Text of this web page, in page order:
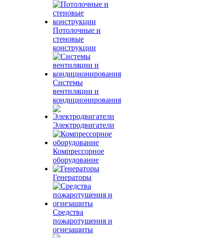
Потолочные и
стеновые
конструкции
Системы
вентиляции и
кондиционирования
Электродвигатели
Компрессорное
оборудование
Генераторы
Средства
пожаротушения и
огнезащиты